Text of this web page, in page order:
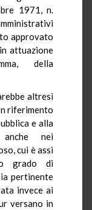
1971, n.
approvato
attuazione
della
altresì
riferimento
e alla
anche nei
cui è assi
grado di
pertinente
invece ai
versano in